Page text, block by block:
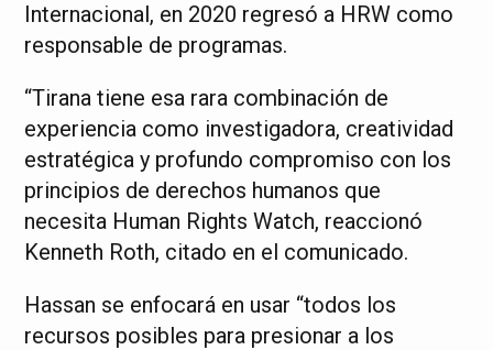
Internacional, en 2020 regresó a HRW como
responsable de programas.
“Tirana tiene esa rara combinación de
experiencia como investigadora, creatividad
estratégica y profundo compromiso con los
principios de derechos humanos que
necesita Human Rights Watch, reaccionó
Kenneth Roth, citado en el comunicado.
Hassan se enfocará en usar “todos los
recursos posibles para presionar a los